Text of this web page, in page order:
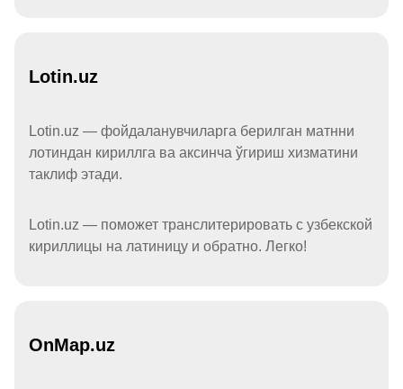
Lotin.uz
Lotin.uz — фойдаланувчиларга берилган матнни
лотиндан кириллга ва аксинча ўгириш хизматини
таклиф этади.
Lotin.uz — поможет транслитерировать с узбекской
кириллицы на латиницу и обратно. Легко!
OnMap.uz